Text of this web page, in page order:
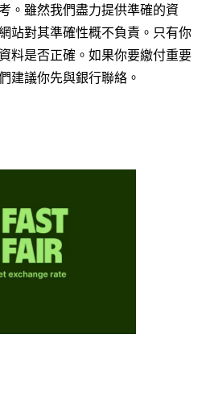
。雖然我們盡力提供準確的資
站對其準確性概不負責。只有你
料是否正確。如果你要繳付重要
建議你先與銀行聯絡。